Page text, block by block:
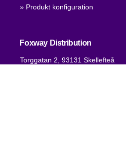
» Produkt konfiguration
Foxway Distribution
Torggatan 2, 93131 Skellefteå